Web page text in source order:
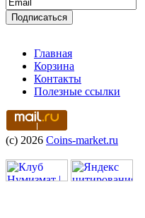
Главная
Корзина
Контакты
Полезные ссылки
(c) 2026 Coins-market.ru